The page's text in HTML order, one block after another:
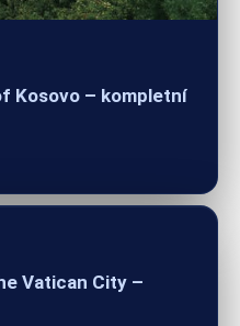
Kosovo – kompletní
Vatican City –